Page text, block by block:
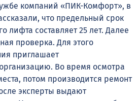
компаний «ПИК-Комфорт», в
что предельный срок
лифта составляет 25 лет. Далее
проверка. Для этого
приглашает
Во время осмотра
потом производится ремонт
эксперты выдают